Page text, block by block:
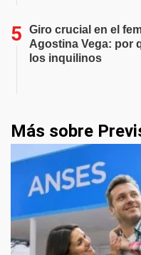
Giro crucial en el
Agostina Vega: por
los inquilinos
Más sobre